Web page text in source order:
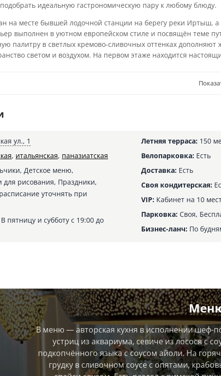
идеальную гастрономическую пару к любому блюду.
на месте бывшей лодочной станции на берегу реки Иртыш,
выполнен в уютном европейском стиле и посвящён теме
палитру в светлых кремово-сливочных оттенках
светом и воздухом. На первом этаже находится
ул., 1
, итальянская, паназиатская
Детское меню,
для рисования, Праздники,
уточнять при
В пятницу и субботу с 19:00 до
Летняя терраса: 150
Велопарковка: Есть
Доставка: Есть
Своя кондитерская:
VIP: Кабинет на 10
Парковка: Своя,
Бизнес-ланч: По
В меню — авторская кухня в исполнении шеф-
устриц из аквариума, севиче из лосося с
подкопчённого языка с соусом айоли. На
грудку в сливочном соусе с опятами,